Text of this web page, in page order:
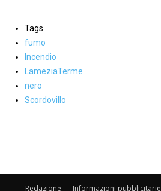
Tags
fumo
Incendio
LameziaTerme
nero
Scordovillo
Redazione Informazioni pubblicitarie